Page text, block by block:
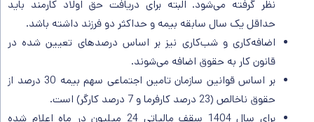
نظر گرفته می‌شود. البته برای دریافت حق اولاد کارمند باید
حداقل یک سال سابقه بیمه و حداکثر دو فرزند داشته باشد.
اضافه‌کاری و شب‌کاری نیز بر اساس درصدهای تعیین ‌شده در
قانون کار به حقوق اضافه می‌شوند.
بر اساس قوانین سازمان تامین اجتماعی سهم بیمه 30 درصد از
حقوق ناخالص (23 درصد کارفرما و 7 درصد کارگر) است.
برای سال 1404 سقف مالیاتی 24 میلیون در ماه اعلام شده